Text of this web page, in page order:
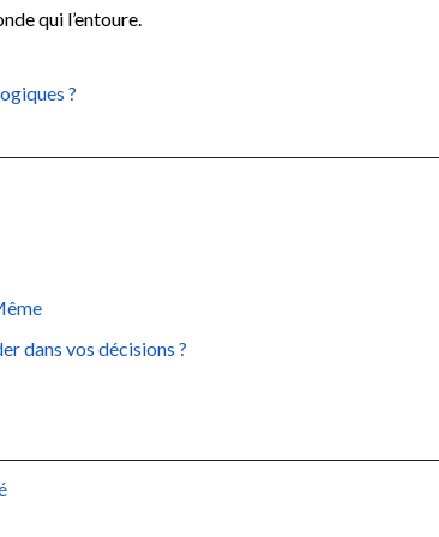
qui l’entoure.
?
dans vos décisions ?